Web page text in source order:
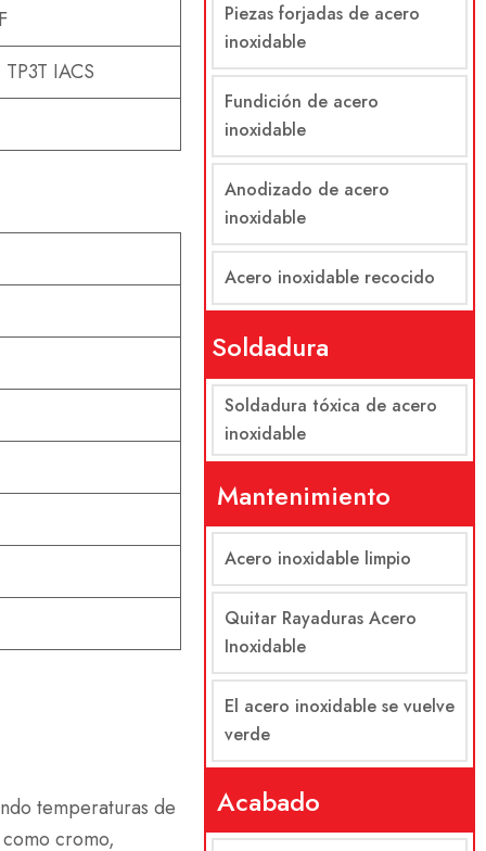
IACS
temperaturas de
cromo,
Piezas forjadas de acero
inoxidable
Fundición de acero
inoxidable
Anodizado de acero
inoxidable
Acero inoxidable recocido
Soldadura
Soldadura tóxica de acero
inoxidable
Mantenimiento
Acero inoxidable limpio
Quitar Rayaduras Acero
Inoxidable
El acero inoxidable se vuelve
verde
Acabado